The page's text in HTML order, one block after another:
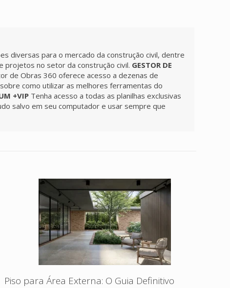
diversas para o mercado da construção civil, dentre
no setor da construção civil. GESTOR DE
de Obras 360 oferece acesso a dezenas de
como utilizar as melhores ferramentas do
+VIPTenha acesso a todas as planilhas exclusivas
salvo em seu computador e usar sempre que
Piso para Área Externa: O Guia Definitivo